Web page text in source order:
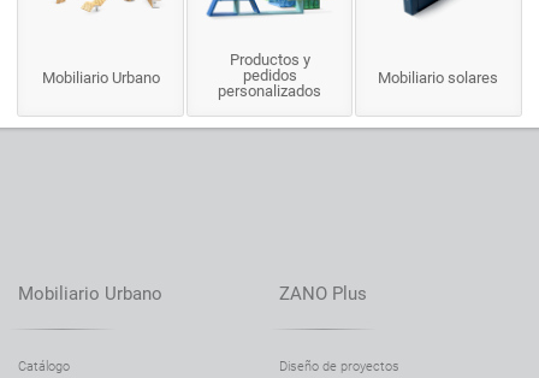
Mobiliario Urbano
Productos y
pedidos
personalizados
Mobiliario solares
Mobiliario Urbano
Catálogo
ZANO Plus
Diseño de proyectos